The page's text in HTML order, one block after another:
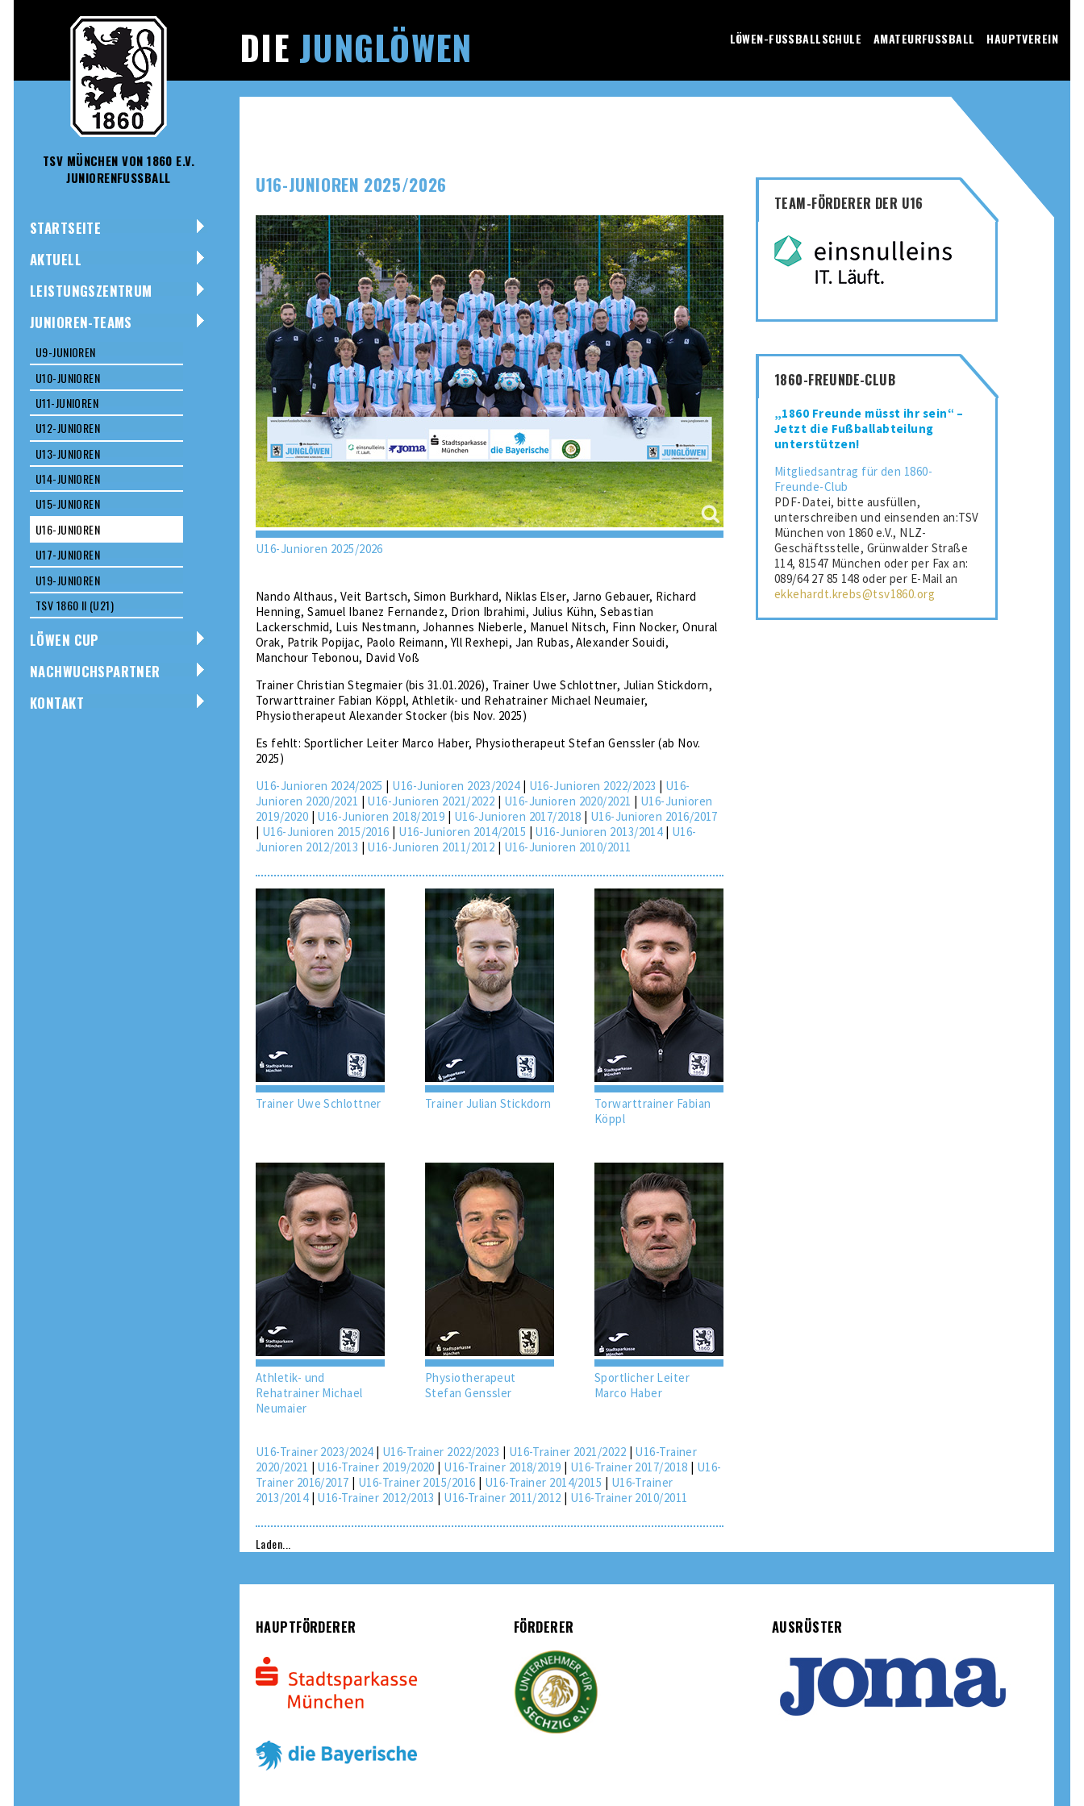
TSV MÜNCHEN VON 1860 E.V.
JUNIORENFUSSBALL
DIE JUNGLÖWEN LÖWEN-FUSSBALLSCHULE AMATEURFUSSBALL HAUPTVEREIN
STARTSEITE
AKTUELL
LEISTUNGSZENTRUM
JUNIOREN-TEAMS
U9-JUNIOREN
U10-JUNIOREN
U11-JUNIOREN
U12-JUNIOREN
U13-JUNIOREN
U14-JUNIOREN
U15-JUNIOREN
U16-JUNIOREN
U17-JUNIOREN
U19-JUNIOREN
TSV 1860 II (U21)
LÖWEN CUP
NACHWUCHSPARTNER
KONTAKT
U16-JUNIOREN 2025/2026
U16-Junioren 2025/2026
Nando Althaus, Veit Bartsch, Simon Burkhard, Niklas Elser, Jarno Gebauer, Richard
Henning, Samuel Ibanez Fernandez, Drion Ibrahimi, Julius Kühn, Sebastian
Lackerschmid, Luis Nestmann, Johannes Nieberle, Manuel Nitsch, Finn Nocker, Onural
Orak, Patrik Popijac, Paolo Reimann, Yll Rexhepi, Jan Rubas, Alexander Souidi,
Manchour Tebonou, David Voß
Trainer Christian Stegmaier (bis 31.01.2026), Trainer Uwe Schlottner, Julian Stickdorn,
Torwarttrainer Fabian Köppl, Athletik- und Rehatrainer Michael Neumaier,
Physiotherapeut Alexander Stocker (bis Nov. 2025)
Es fehlt: Sportlicher Leiter Marco Haber, Physiotherapeut Stefan Genssler (ab Nov.
2025)
U16-Junioren 2024/2025
U16-Junioren 2023/2024| U16-Junioren 2022/2023
U16-
Junioren 2020/2021
U16-Junioren 2021/2022 U16-Junioren 2020/2021
U16-Junioren
2019/2020
U16-Junioren 2018/2019 U16-Junioren 2017/2018
U16-Junioren 2016/2017
U16-Junioren 2015/2016 U16-Junioren 2014/2015 U16-Junioren 2013/2014| U16-
Junioren 2012/2013
U16-Junioren 2011/2012 U16-Junioren 2010/2011
Trainer Uwe Schlottner Trainer Julian Stickdorn
Torwarttrainer Fabian
Köppl
Athletik- und
Rehatrainer Michael
Neumaier
Physiotherapeut
Stefan Genssler
Sportlicher Leiter
Marco Haber
U16-Trainer 2023/2024| U16-Trainer 2022/2023 U16-Trainer 2021/2022
U16-Trainer
2020/2021
U16-Trainer 2019/2020 U16-Trainer 2018/2019 U16-Trainer 2017/2018
U16-
Trainer 2016/2017
U16-Trainer 2015/2016 U16-Trainer 2014/2015
U16-Trainer
2013/2014| U16-Trainer 2012/2013 U16-Trainer 2011/2012 U16-Trainer 2010/2011
Laden...
TEAM-FÖRDERER DER U16
1860-FREUNDE-CLUB
„1860 Freunde müsst ihr sein“ –
Jetzt die Fußballabteilung
unterstützen!
Mitgliedsantrag für den 1860-
Freunde-Club
PDF-Datei, bitte ausfüllen,
unterschreiben und einsenden an:TSV
München von 1860 e.V., NLZ-
Geschäftsstelle, Grünwalder Straße
114, 81547 München oder per Fax an:
089/64 27 85 148 oder per E-Mail an
ekkehardt.krebs@tsv1860.org
HAUPTFÖRDERER FÖRDERER AUSRÜSTER